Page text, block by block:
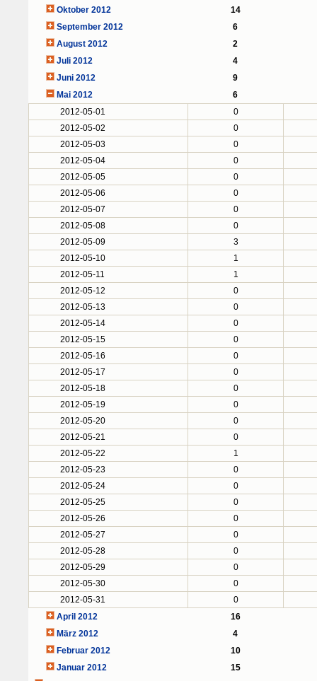
Oktober 2012
14
September 2012
6
August 2012
2
Juli 2012
4
Juni 2012
9
Mai 2012
6
2012-05-01
0
2012-05-02
0
2012-05-03
0
2012-05-04
0
2012-05-05
0
2012-05-06
0
2012-05-07
0
2012-05-08
0
2012-05-09
3
2012-05-10
1
2012-05-11
1
2012-05-12
0
2012-05-13
0
2012-05-14
0
2012-05-15
0
2012-05-16
0
2012-05-17
0
2012-05-18
0
2012-05-19
0
2012-05-20
0
2012-05-21
0
2012-05-22
1
2012-05-23
0
2012-05-24
0
2012-05-25
0
2012-05-26
0
2012-05-27
0
2012-05-28
0
2012-05-29
0
2012-05-30
0
2012-05-31
0
April 2012
16
März 2012
4
Februar 2012
10
Januar 2012
15